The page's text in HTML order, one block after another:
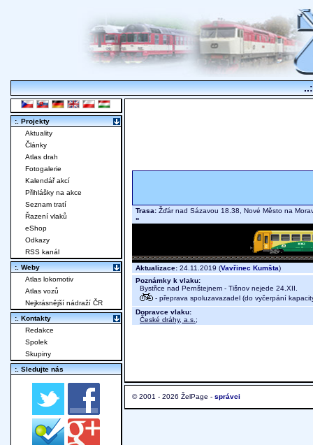
Trasa: Žďár nad Sázavou 18.38, Nové Město na
»
Aktualizace: 24.11.2019 (Vavřinec Kumšta)
Poznámky k vlaku:
Bystřice nad Pernštejnem - Tišnov nejede 24.XII.
- přeprava spoluzavazadel (do vyčerpání
Dopravce vlaku:
České dráhy, a.s. ;
© 2001 - 2026 ŽelPage - správci
:. Projekty
Aktuality
Články
Atlas drah
Fotogalerie
Kalendář akcí
Přihlášky na akce
Seznam tratí
Řazení vlaků
eShop
Odkazy
RSS kanál
:. Weby
Atlas lokomotiv
Atlas vozů
Nejkrásnější nádraží ČR
:. Kontakty
Redakce
Spolek
Skupiny
:. Sledujte nás